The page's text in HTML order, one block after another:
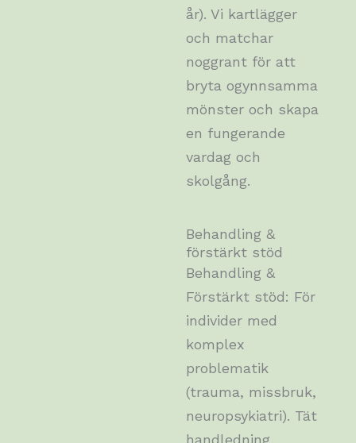
år). Vi kartlägger
och matchar
noggrant för att
bryta ogynnsamma
mönster och skapa
en fungerande
vardag och
skolgång.
Behandling &
förstärkt stöd
Behandling &
Förstärkt stöd: För
individer med
komplex
problematik
(trauma, missbruk,
neuropsykiatri). Tät